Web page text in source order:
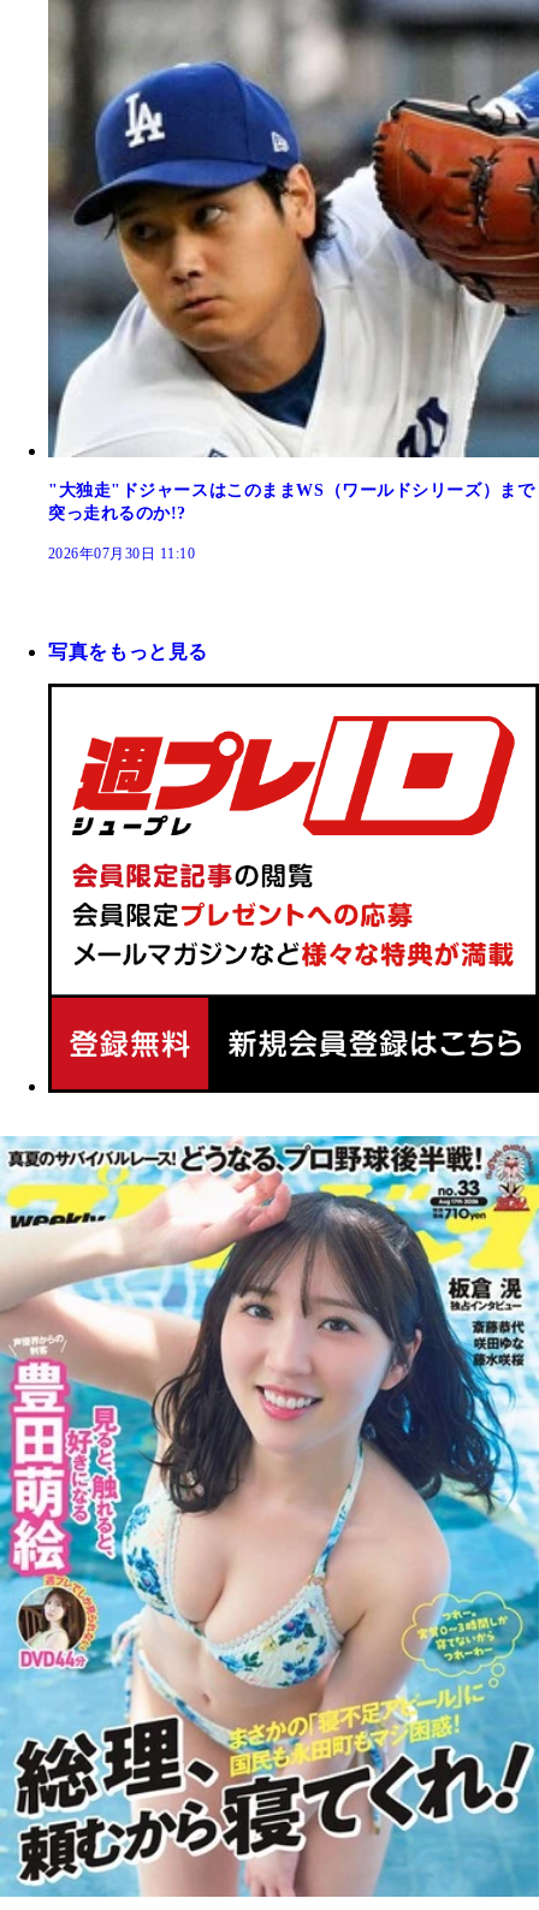
"大独走"ドジャースはこのままWS（ワールドシリーズ）まで
突っ走れるのか!?
2026年07月30日 11:10
写真をもっと見る